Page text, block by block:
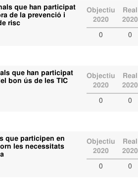
que han participat
de la prevenció i
risc
Objectiu
2020
Real
2020
0 0
que han participat
bon ús de les TIC
Objectiu
2020
Real
2020
0 0
que participen en
les necessitats
Objectiu
2020
Real
2020
0 0